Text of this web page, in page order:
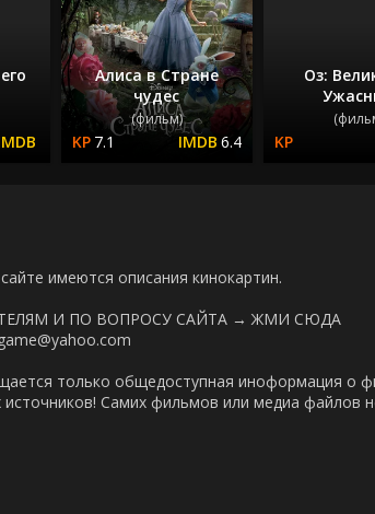
Алиса в Стране
чудес
(фильм)
7.1 6.4
Оз:
имеются описания кинокартин.
И ПО ВОПРОСУ САЙТА → ЖМИ СЮДА
только общедоступная иноформация о
Самих фильмов или медиа файлов